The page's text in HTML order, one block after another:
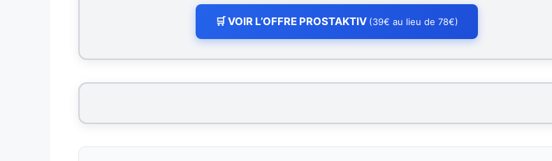
🛒 VOIR L’OFFRE PROSTAKTIV (39€ au lieu de 78€)